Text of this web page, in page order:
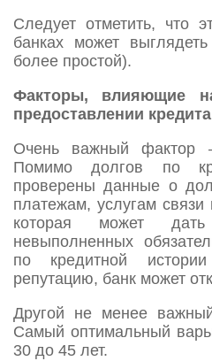
Следует отметить, что
банках может
более простой).
Факторы, влияющие
предоставлении кредита
Очень важный фактор
Помимо долгов по
проверены данные о
платежам, услугам
которая может
невыполненных
по кредитной
репутацию, банк может
Другой не менее
Самый оптимальный
30 до 45 лет.